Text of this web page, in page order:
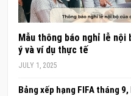
Mẫu thông báo nghỉ lễ nội
ý và ví dụ thực tế
JULY 1, 2025
Bảng xếp hạng FIFA tháng